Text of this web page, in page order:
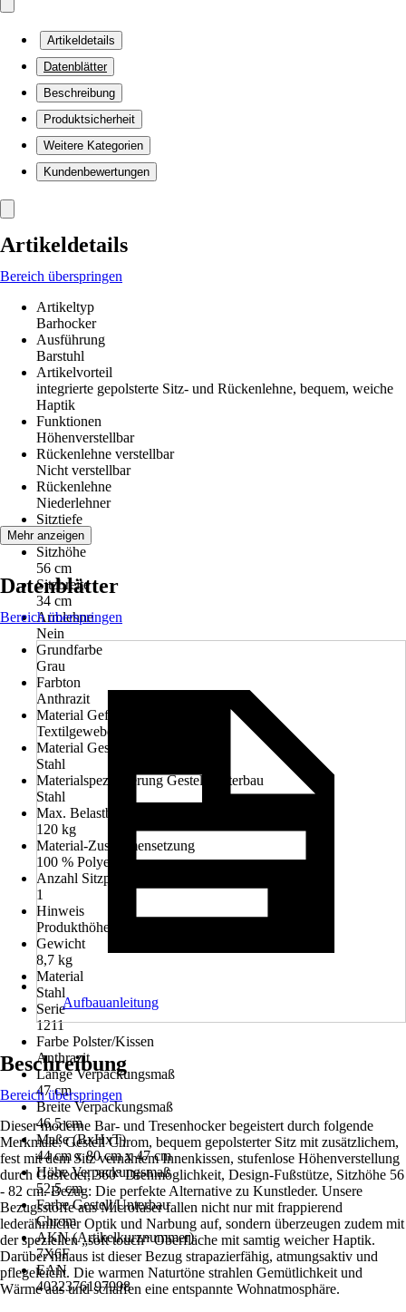
Artikeldetails
Datenblätter
Beschreibung
Produktsicherheit
Weitere Kategorien
Kundenbewertungen
Artikeldetails
Bereich überspringen
Artikeltyp
Barhocker
Ausführung
Barstuhl
Artikelvorteil
integrierte gepolsterte Sitz- und Rückenlehne, bequem, weiche
Haptik
Funktionen
Höhenverstellbar
Rückenlehne verstellbar
Nicht verstellbar
Rückenlehne
Niederlehner
Sitztiefe
37 cm
Sitzhöhe
56 cm
Sitzbreite
34 cm
Armlehne
Nein
Grundfarbe
Grau
Farbton
Anthrazit
Material Geflecht/Obermaterial
Textilgewebe
Material Gestell/Unterbau
Stahl
Materialspezifizierung Gestell/Unterbau
Stahl
Max. Belastbarkeit
120 kg
Material-Zusammensetzung
100 % Polyester
Anzahl Sitzplätze
1
Hinweis
Produkthöhe: 80,0-106,0, Sitzhöhe: 56,0-82,0
Gewicht
8,7 kg
Material
Stahl
Serie
1211
Farbe Polster/Kissen
Anthrazit
Länge Verpackungsmaß
47 cm
Breite Verpackungsmaß
46,5 cm
Maße (BxHxT)
44 cm x 80 cm x 47 cm
Höhe Verpackungsmaß
52,5 cm
Farbe Gestell/Unterbau
Chrom
AKN (Artikelkurznummer)
7X6F
EAN
4032376197998
Mehr anzeigen
Datenblätter
Bereich überspringen
Aufbauanleitung
Beschreibung
Bereich überspringen
Dieser moderne Bar- und Tresenhocker begeistert durch folgende
Merkmale: Gestell Chrom, bequem gepolsterter Sitz mit zusätzlichem,
fest mit dem Sitz vernähtem Innenkissen, stufenlose Höhenverstellung
durch Gasfeder, 360° Drehmöglichkeit, Design-Fußstütze, Sitzhöhe 56
- 82 cm. Bezug: Die perfekte Alternative zu Kunstleder. Unsere
Bezugsstoffe aus Microfaser fallen nicht nur mit frappierend
lederähnlicher Optik und Narbung auf, sondern überzeugen zudem mit
der speziellen „soft touch“ Oberfläche mit samtig weicher Haptik.
Darüber hinaus ist dieser Bezug strapazierfähig, atmungsaktiv und
pflegeleicht. Die warmen Naturtöne strahlen Gemütlichkeit und
Wärme aus und schaffen eine entspannte Wohnatmosphäre.